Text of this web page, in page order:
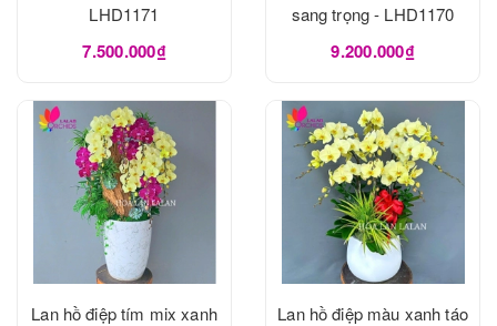
LHD1171
7.500.000₫
sang trọng - LHD1170
9.200.000₫
Lan hồ điệp tím mix xanh
Lan hồ điệp màu xanh táo